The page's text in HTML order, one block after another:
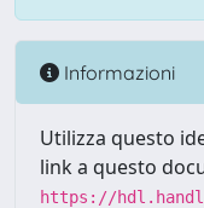
Informazioni
Utilizza questo
link a questo
https://